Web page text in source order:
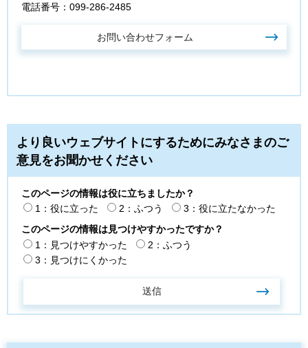
電話番号：099-286-2485
より良いウェブサイトにするためにみなさまのご
意見をお聞かせください
このページの情報は役に立ちましたか？
1：役に立った
2：ふつう
3：役に立たなかった
このページの情報は見つけやすかったですか？
1：見つけやすかった
2：ふつう
3：見つけにくかった